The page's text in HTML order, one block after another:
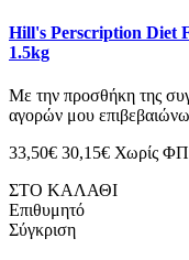
Hill's Perscription Diet
1.5kg
Με την προσθήκη της
αγορών μου
33,50€ 30,15€ Χωρίς
ΣΤΟ ΚΑΛΑΘΙ
Επιθυμητό
Σύγκριση